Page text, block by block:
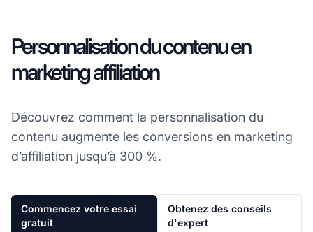
Personnalisation du contenu en
marketing affiliation
Découvrez comment la personnalisation du
contenu augmente les conversions en marketing
d’affiliation jusqu’à 300 %.
Commencez votre essai
gratuit
Obtenez des conseils
d'expert